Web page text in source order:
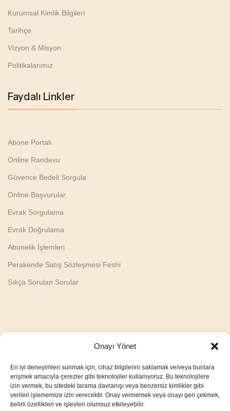
Onayı Yönet
En iyi deneyimleri sunmak için, cihaz bilgilerini saklamak ve/veya bunlara
erişmek amacıyla çerezler gibi teknolojiler kullanıyoruz. Bu teknolojilere
izin vermek, bu sitedeki tarama davranışı veya benzersiz kimlikler gibi
verileri işlememize izin verecektir. Onay vermemek veya onayı geri çekmek,
belirli özellikleri ve işlevleri olumsuz etkileyebilir.
Kurumsal Kimlik Bilgileri
Tarihçe
Vizyon & Misyon
Politikalarımız
Faydalı Linkler
Abone Portalı
Online Randevu
Güvence Bedeli Sorgula
Online Başvurular
Evrak Sorgulama
Evrak Doğrulama
Abonelik İşlemleri
Perakende Satış Sözleşmesi Feshi
Sıkça Sorulan Sorular